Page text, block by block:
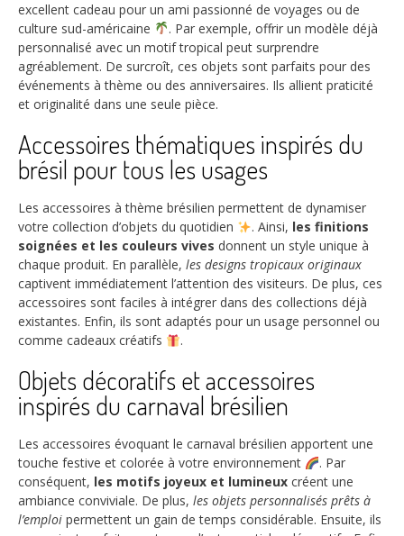
excellent cadeau pour un ami passionné de voyages ou de
culture sud-américaine
. Par exemple, offrir un modèle déjà
personnalisé avec un motif tropical peut surprendre
agréablement. De surcroît, ces objets sont parfaits pour des
événements à thème ou des anniversaires. Ils allient praticité
et originalité dans une seule pièce.
Accessoires thématiques inspirés du
brésil pour tous les usages
Les accessoires à thème brésilien permettent de dynamiser
votre collection d’objets du quotidien
. Ainsi, les finitions
soignées et les couleurs vives donnent un style unique à
chaque produit. En parallèle, les designs tropicaux originaux
captivent immédiatement l’attention des visiteurs. De plus, ces
accessoires sont faciles à intégrer dans des collections déjà
existantes. Enfin, ils sont adaptés pour un usage personnel ou
comme cadeaux créatifs
.
Objets décoratifs et accessoires
inspirés du carnaval brésilien
Les accessoires évoquant le carnaval brésilien apportent une
touche festive et colorée à votre environnement
. Par
conséquent, les motifs joyeux et lumineux créent une
ambiance conviviale. De plus, les objets personnalisés prêts à
l’emploi permettent un gain de temps considérable. Ensuite, ils